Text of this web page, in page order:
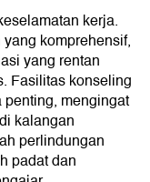
kerja.
komprehensif,
yang rentan
Fasilitas konseling
mengingat
kalangan
perlindungan
padat dan